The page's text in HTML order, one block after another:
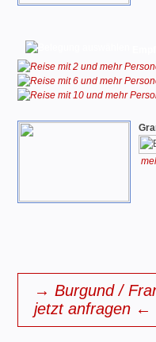
→ Burgund /
jetzt anfragen ←